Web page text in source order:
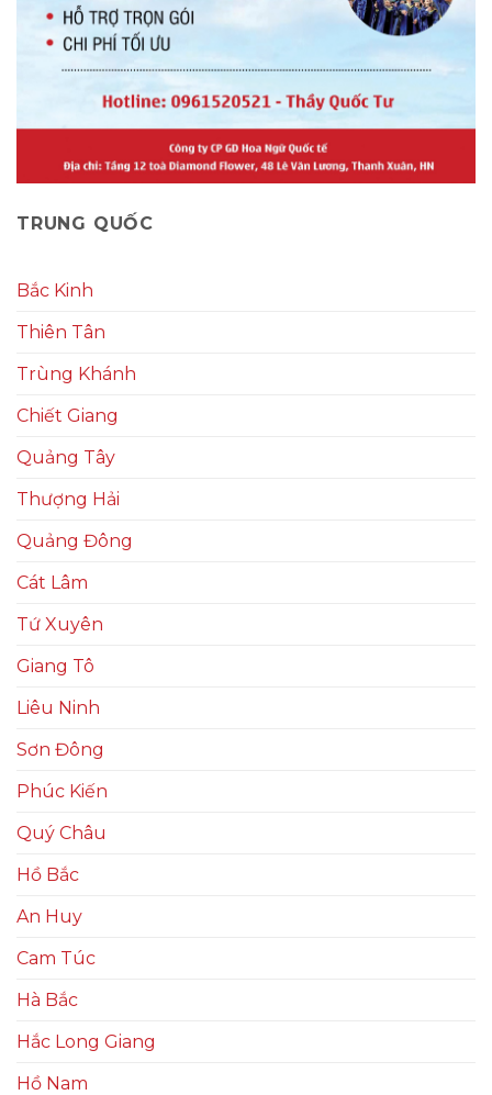
TRUNG QUỐC
Bắc Kinh
Thiên Tân
Trùng Khánh
Chiết Giang
Quảng Tây
Thượng Hải
Quảng Đông
Cát Lâm
Tứ Xuyên
Giang Tô
Liêu Ninh
Sơn Đông
Phúc Kiến
Quý Châu
Hồ Bắc
An Huy
Cam Túc
Hà Bắc
Hắc Long Giang
Hồ Nam